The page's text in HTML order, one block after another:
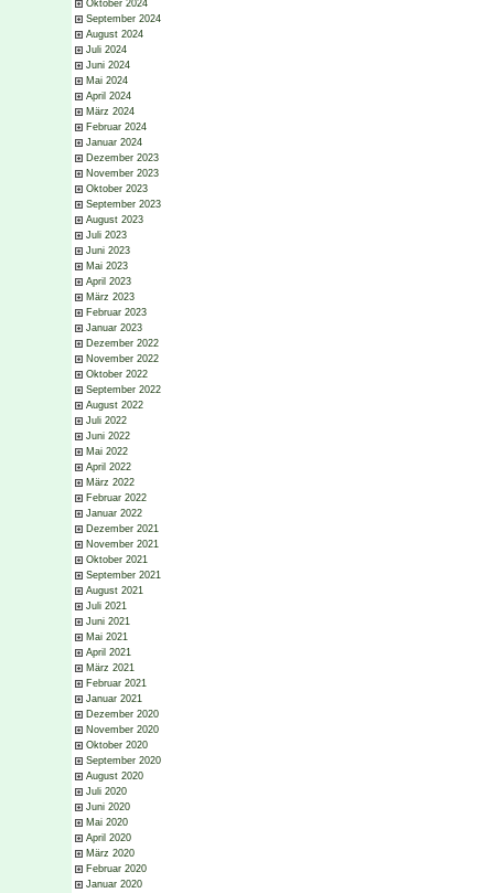
Oktober 2024
September 2024
August 2024
Juli 2024
Juni 2024
Mai 2024
April 2024
März 2024
Februar 2024
Januar 2024
Dezember 2023
November 2023
Oktober 2023
September 2023
August 2023
Juli 2023
Juni 2023
Mai 2023
April 2023
März 2023
Februar 2023
Januar 2023
Dezember 2022
November 2022
Oktober 2022
September 2022
August 2022
Juli 2022
Juni 2022
Mai 2022
April 2022
März 2022
Februar 2022
Januar 2022
Dezember 2021
November 2021
Oktober 2021
September 2021
August 2021
Juli 2021
Juni 2021
Mai 2021
April 2021
März 2021
Februar 2021
Januar 2021
Dezember 2020
November 2020
Oktober 2020
September 2020
August 2020
Juli 2020
Juni 2020
Mai 2020
April 2020
März 2020
Februar 2020
Januar 2020